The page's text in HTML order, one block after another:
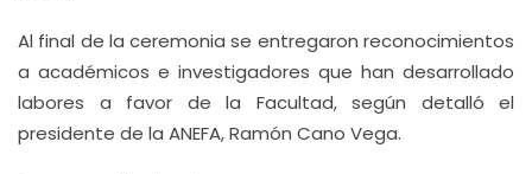
Al final de la ceremonia se entregaron reconocimientos
a académicos e investigadores que han desarrollado
labores a favor de la Facultad, según detalló el
presidente de la ANEFA, Ramón Cano Vega.